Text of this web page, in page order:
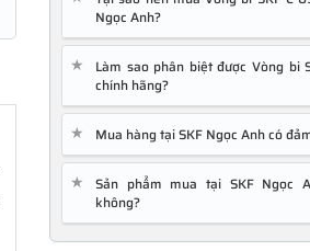
Ngọc Anh?
★
Làm sao phân biệt được Vòng bi
chính hãng?
★ Mua hàng tại SKF Ngọc Anh có
★
Sản phẩm mua tại SKF Ngọc
không?